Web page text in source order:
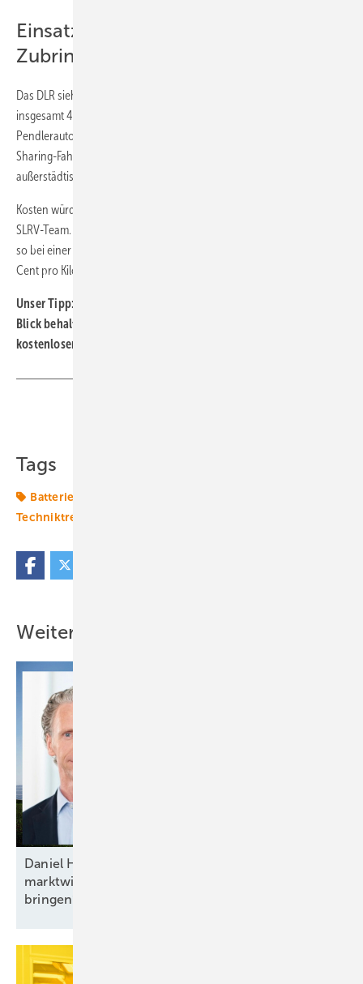
Einsatzmöglichkeiten: Pendlerauto,
Zubringer oder Car-Sharing
Das DLR sieht künftige Einsatzmöglichkeiten für den futuristischen,
insgesamt 450 Kilogramm schweren Zweisitzer in erster Linie als
Pendlerauto, als Zubringer im öffentlichen Nahverkehr oder als Car-
Sharing-Fahrzeug – vor allem in urbanen Randgebieten oder im
außerstädtischen Bereich.
Kosten würde ein solches Auto derzeit rund 15.000 Euro, so das das
SLRV-Team. Bei einer Laufleistung von 300.000 Kilometern ergibt sich
so bei einer Nutzungsdauer von zehn Jahren ein Preis von circa 10
Cent pro Kilometer.
Unser Tipp: Wenn Sie die Entwicklung der modernen Mobilität im
Blick behalten wollen, abonnieren Sie einfach unseren
kostenlosen Newsletter.
Tags
Batterie
Techniktrends
Weitere Inhalte
Daniel Hölder von Baywa RE: „Mehr Flexibilität und
marktwirtschaftliche Anreize ins Energiesystem
bringen“